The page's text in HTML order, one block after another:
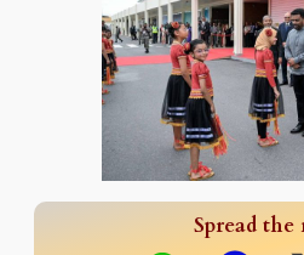
Spread the